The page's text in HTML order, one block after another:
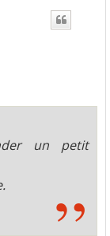
un petit